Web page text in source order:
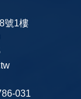
號1樓
031